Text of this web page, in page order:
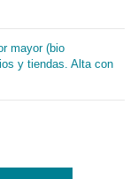
mayor (bio
y tiendas. Alta con